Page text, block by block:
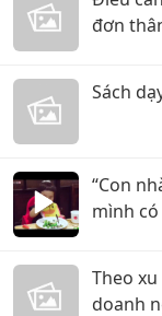
đơn
Sách
“Con
mình
Theo
doanh